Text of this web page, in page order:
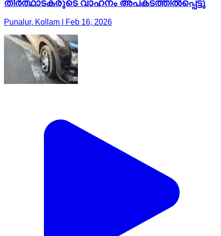
തീർത്ഥാടകരുടെ വാഹനം അപകടത്തിൽപ്പെട്ടു
Punalur, Kollam | Feb 16, 2026